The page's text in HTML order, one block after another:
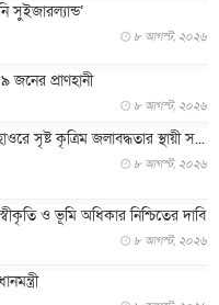
সুইজারল্যান্ড’
৮ আগস্ট, ২০২৬
জনের প্রাণহানী
৮ আগস্ট, ২০২৬
সৃষ্ট কৃত্রিম জলাবদ্ধতার স্থায়ী স...
৮ আগস্ট, ২০২৬
ও ভূমি অধিকার নিশ্চিতের দাবি
৮ আগস্ট, ২০২৬